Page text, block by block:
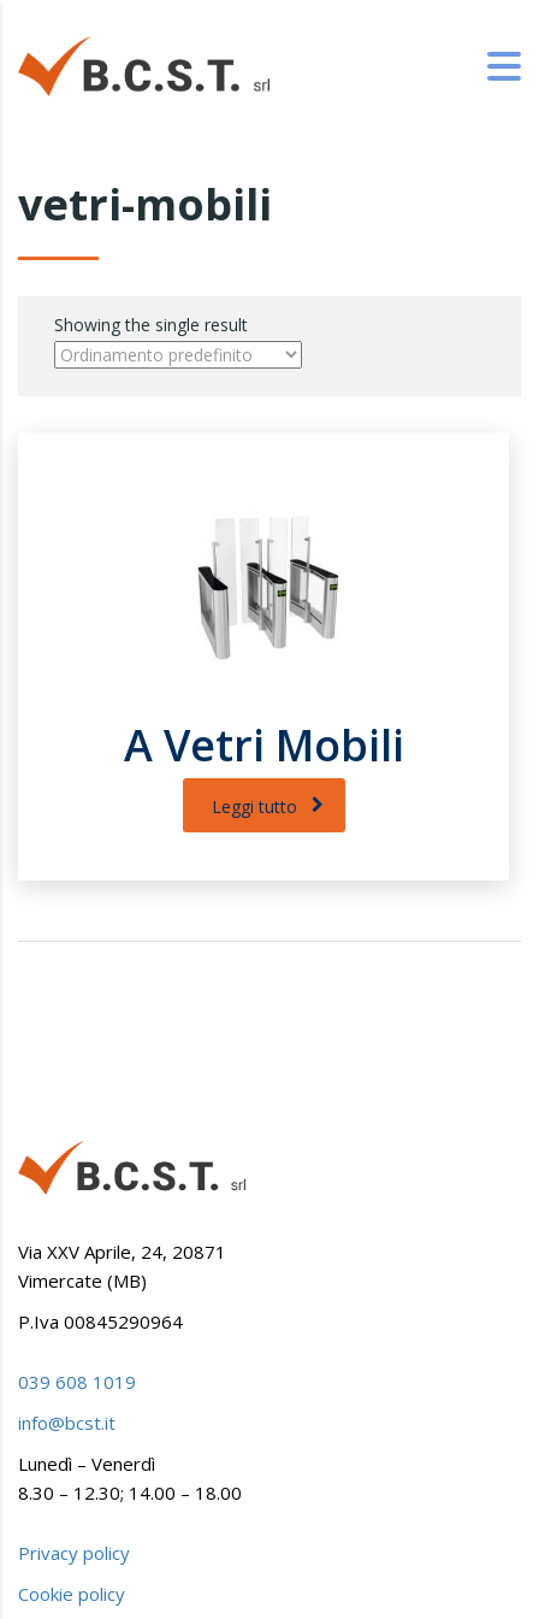
vetri-mobili
Showing the single result
A Vetri Mobili
Leggi tutto
Via XXV Aprile, 24, 20871
Vimercate (MB)
P.Iva 00845290964
039 608 1019
info@bcst.it
Lunedì – Venerdì
8.30 – 12.30; 14.00 – 18.00
Privacy policy
Cookie policy